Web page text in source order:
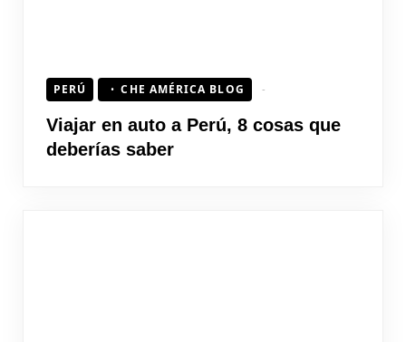
PERÚ CHE AMÉRICA BLOG
Viajar en auto a Perú, 8 cosas que
deberías saber